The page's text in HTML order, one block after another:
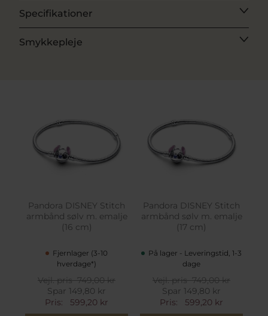
Specifikationer
Smykkepleje
Pandora DISNEY Stitch
armbånd sølv m. emalje
(16 cm)
Fjernlager (3-10
hverdage*)
Vejl. pris749,00 kr
Spar 149,80 kr
Pris:
599,20 kr
Pandora DISNEY Stitch
armbånd sølv m. emalje
(17 cm)
På lager - Leveringstid, 1-3
dage
Vejl. pris749,00 kr
Spar 149,80 kr
Pris:
599,20 kr